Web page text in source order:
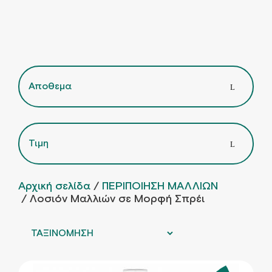
Αποθεμα
Τιμη
Αρχική σελίδα / ΠΕΡΙΠΟΙΗΣΗ ΜΑΛΛΙΩΝ
/ Λοσιόν Μαλλιών σε Μορφή Σπρέι